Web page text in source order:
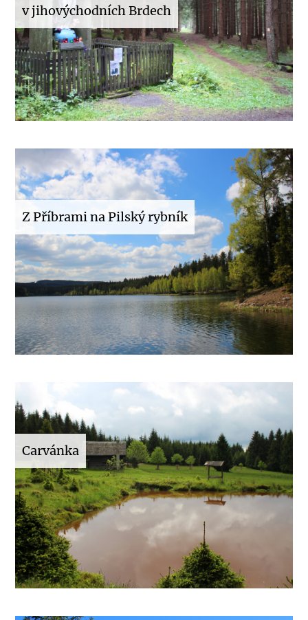
v jihovýchodních Brdech
Z Příbrami na Pilský rybník
Carvánka